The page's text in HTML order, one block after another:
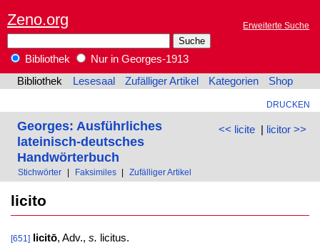
Zeno.org Erweiterte Suche
Bibliothek
Nur in Georges-1913
Bibliothek
Lesesaal Zufälliger Artikel Kategorien Shop
DRUCKEN
<< licite| licitor >>
Georges: Ausführliches
lateinisch-deutsches
Handwörterbuch
Stichwörter Faksimiles Zufälliger Artikel
licito
[651] licitō, Adv., s. licitus.